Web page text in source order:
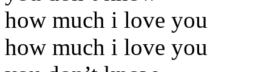
how much i love you
how much i love you